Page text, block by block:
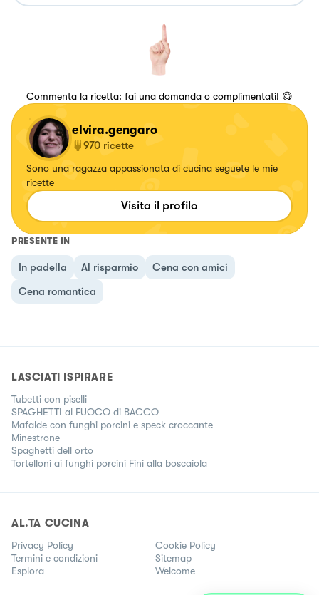
Commenta la ricetta: fai una domanda o complimentati! 😋
elvira.gengaro
970 ricette
Sono una ragazza appassionata di cucina seguete le mie
ricette
Visita il profilo
PRESENTE IN
In padella Al risparmio
Cena con amici
Cena romantica
LASCIATI ISPIRARE
Tubetti con piselli
SPAGHETTI al FUOCO di BACCO
Mafalde con funghi porcini e speck croccante
Minestrone
Spaghetti dell orto
Tortelloni ai funghi porcini Fini alla boscaiola
AL.TA CUCINA
Privacy Policy
Cookie Policy
Termini e condizioni
Sitemap
Esplora
Welcome